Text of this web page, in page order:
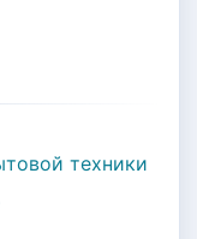
техники